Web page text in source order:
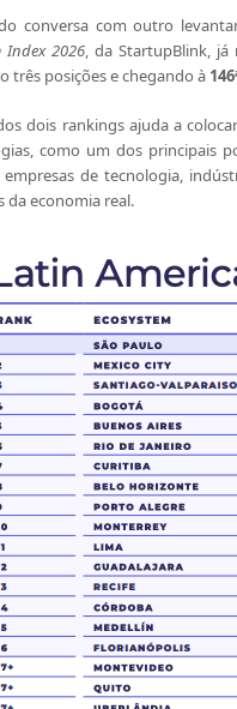
conversa com outro
Index 2026, da StartupBlink,
três posições e chegando à
dois rankings ajuda a
como um dos principais
empresas de tecnologia,
da economia real.